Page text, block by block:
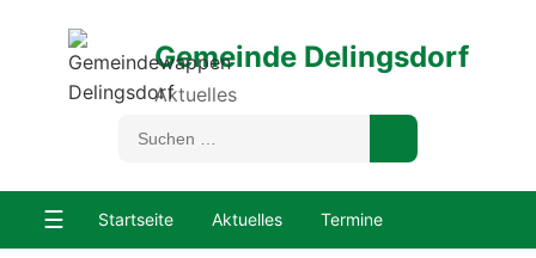
Gemeinde Delingsdorf
Aktuelles
☰ Startseite Aktuelles Termine